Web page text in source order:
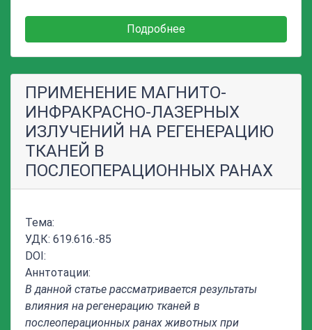
Подробнее
ПРИМЕНЕНИЕ МАГНИТО-
ИНФРАКРАСНО-ЛАЗЕРНЫХ
ИЗЛУЧЕНИЙ НА РЕГЕНЕРАЦИЮ
ТКАНЕЙ В
ПОСЛЕОПЕРАЦИОННЫХ РАНАХ
Тема:
УДК: 619.616.-85
DOI:
Аннтотации:
В данной статье рассматривается результаты
влияния на регенерацию тканей в
послеоперационных ранахживотных при